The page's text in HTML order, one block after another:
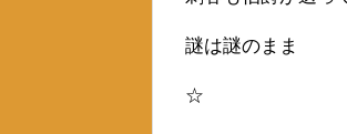
謎は謎のまま
☆